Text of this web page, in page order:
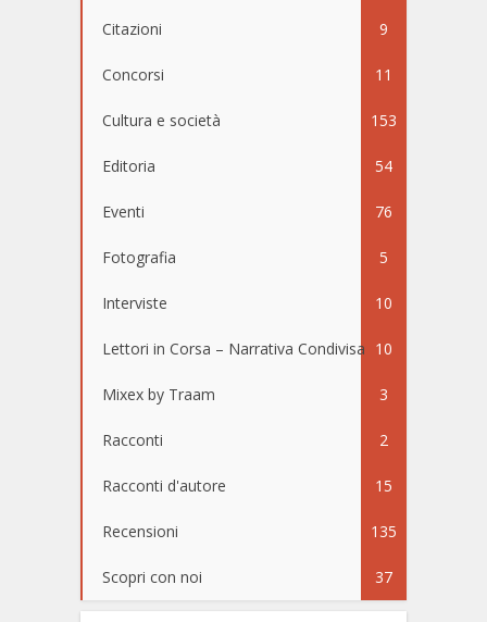
Citazioni 9
Concorsi 11
Cultura e società 153
Editoria 54
Eventi 76
Fotografia 5
Interviste 10
Lettori in Corsa – Narrativa Condivisa 10
Mixex by Traam 3
Racconti 2
Racconti d'autore 15
Recensioni 135
Scopri con noi 37